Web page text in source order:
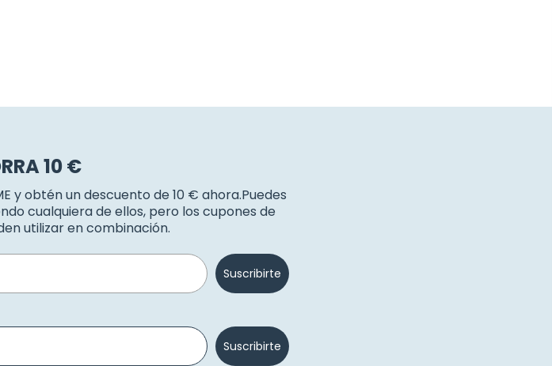
10 €
y obtén un descuento de 10 € ahora.Puedes
cualquiera de ellos, pero los cupones de
utilizar en combinación.
Suscribirte
Suscribirte